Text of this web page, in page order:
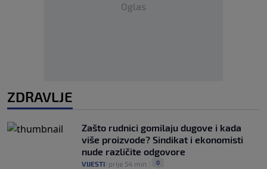
Oglas
ZDRAVLJE
Zašto rudnici gomilaju dugove i kada
više proizvode? Sindikat i ekonomisti
nude različite odgovore
VIJESTI prije 54 min. 0